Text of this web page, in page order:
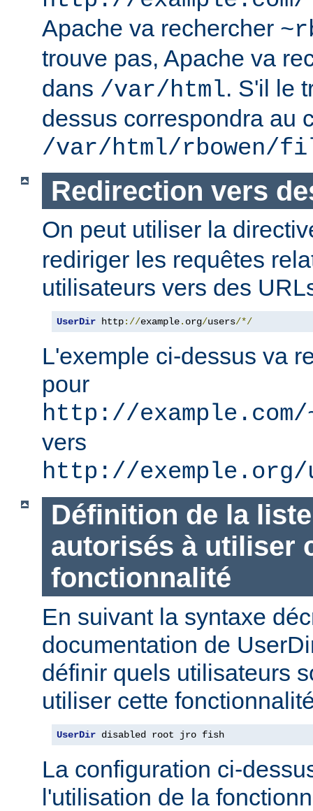
Apache va rechercher
trouve pas, Apache va
dans /var/html. S'il le
dessus correspondra au
/var/html/rbowen/
Redirection vers
On peut utiliser la
rediriger les requêtes
utilisateurs vers des
UserDir http://example. org/users/*/
L'exemple ci-dessus va
pour
http://example.com/
vers
http://exemple.org/
Définition de la
autorisés à utiliser
fonctionnalité
En suivant la syntaxe
documentation de
définir quels utilisateurs
utiliser cette
UserDir disabled root jro fish
La configuration ci-
l'utilisation de la